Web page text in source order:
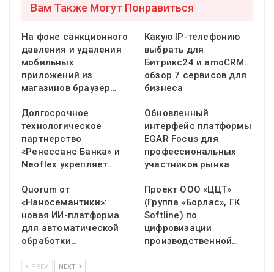
Вам Также Могут Понравиться
На фоне санкционного
давления и удаления
мобильных
приложений из
магазинов браузер…
Какую IP-телефонию
выбрать для
Битрикс24 и amoCRM:
обзор 7 сервисов для
бизнеса
Долгосрочное
технологическое
партнерство
«Ренессанс Банка» и
Neoflex укрепляет…
Обновленный
интерфейс платформы
EGAR Focus для
профессиональных
участников рынка
Quorum от
«Наносемантики»:
новая ИИ-платформа
для автоматической
обработки…
Проект ООО «ЦЦТ»
(Группа «Борлас», ГК
Softline) по
цифровизации
производственной…
PREV NEXT